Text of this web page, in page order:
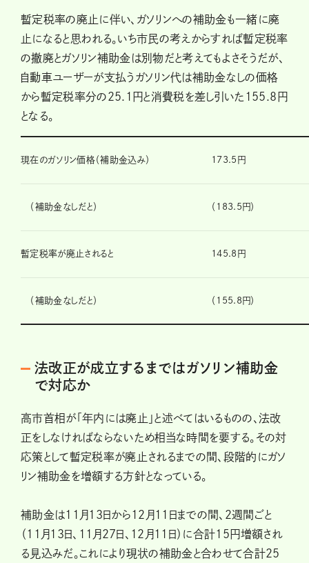
暫定税率の廃止に伴い、ガソリンへの補助金も一緒に廃
止になると思われる。いち市民の考えからすれば暫定税率
の撤廃とガソリン補助金は別物だと考えてもよさそうだが、
自動車ユーザーが支払うガソリン代は補助金なしの価格
から暫定税率分の25.1円と消費税を差し引いた155.8円
となる。
現在のガソリン価格（補助金込み） 173.5円
（補助金なしだと） （183.5円）
暫定税率が廃止されると 145.8円
（補助金なしだと） （155.8円）
法改正が成立するまではガソリン補助金
で対応か
高市首相が「年内には廃止」と述べてはいるものの、法改
正をしなければならないため相当な時間を要する。その対
応策として暫定税率が廃止されるまでの間、段階的にガソ
リン補助金を増額する方針となっている。
補助金は11月13日から12月11日までの間、２週間ごと
（11月13日、11月27日、12月11日）に合計15円増額され
る見込みだ。これにより現状の補助金と合わせて合計25